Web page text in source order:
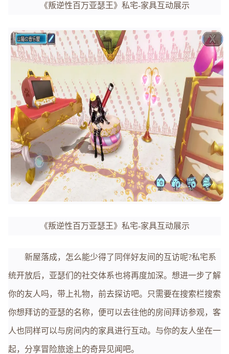
《叛逆性百万亚瑟王》私宅-家具互动展示
《叛逆性百万亚瑟王》私宅-家具互动展示
新屋落成，怎么能少得了同伴好友间的互访呢?私宅系
统开放后，亚瑟们的社交体系也将再度加深。想进一步了解
你的友人吗，带上礼物，前去探访吧。只需要在搜索栏搜索
你想拜访的亚瑟的名称，便可以去往他的房间拜访参观，客
人也同样可以与房间内的家具进行互动。与你的友人坐在一
起，分享冒险旅途上的奇异见闻吧。